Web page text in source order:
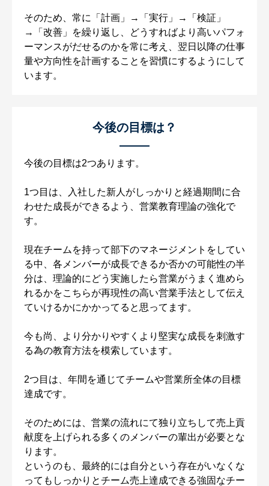
そのため、常に「計画」→「実行」→「検証」
→「改善」を繰り返し、どうすればより高いパフォ
ーマンスがだせるのかを常に考え、翌日以降の仕事
量や方向性を計画することを習慣にするようにして
います。
今後の目標は？
今後の目標は2つあります。
1つ目は、入社した新人がしっかりと経過期間に合
わせた成長ができるよう、営業教育理論の強化で
す。
現在チームを持って部下のマネージメントをしてい
る中、各メンバーが成長できるか否かの可能性の半
分は、理論的にどう実施したら営業がうまく進めら
れるかをこちらが再現性の高い営業手法として伝え
ていけるかにかかってると思ってます。
今も尚、より分かりやすくより堅実な成長を刺激す
る為の教育方法を模索しています。
2つ目は、年間を通じてチームや営業所全体の目標
達成です。
そのためには、営業の流れにて独り立ちして売上貢
献度を上げられる多くのメンバーの輩出が必要とな
ります。
というのも、最終的には自分という存在がいなくな
ってもしっかりとチーム売上達成できる強固なチー